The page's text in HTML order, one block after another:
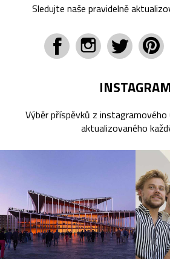
Sledujte naše pravidelně
INSTAGRAM
Výběr příspěvků z instagramového
aktualizovaného